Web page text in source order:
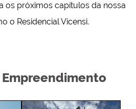
os próximos capítulos da nossa
o Residencial Vicensi.